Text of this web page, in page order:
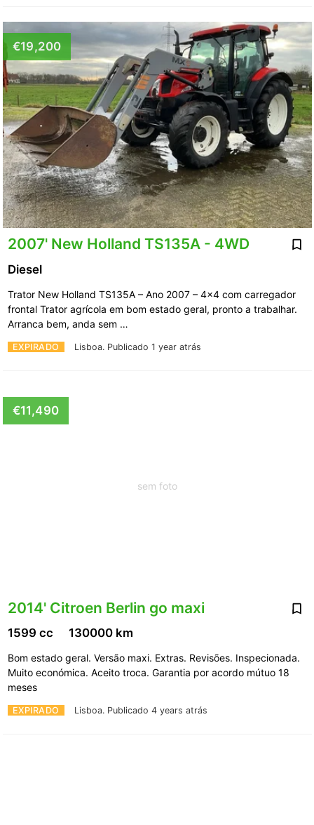
€19,200
2007' New Holland TS135A - 4WD
EXPIRADO Lisboa. Publicado 1 year atrás
Diesel
Trator New Holland TS135A – Ano 2007 – 4x4 com carregador
frontal Trator agrícola em bom estado geral, pronto a trabalhar.
Arranca bem, anda sem …
sem foto
€11,490
2014' Citroen Berlin go maxi
EXPIRADO Lisboa. Publicado 4 years atrás
1599 cc 130000 km
Bom estado geral. Versão maxi. Extras. Revisões. Inspecionada.
Muito económica. Aceito troca. Garantia por acordo mútuo 18
meses